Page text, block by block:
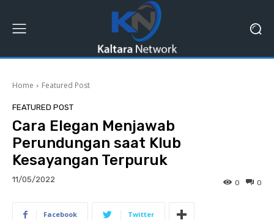
Home Featured Post
FEATURED POST
Cara Elegan Menjawab
Perundungan saat Klub
Kesayangan Terpuruk
11/05/2022 0
0
Facebook Twitter